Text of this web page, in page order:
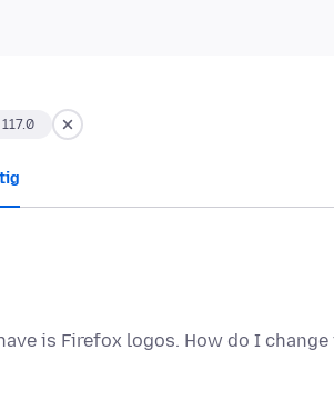
is Firefox logos. How do I